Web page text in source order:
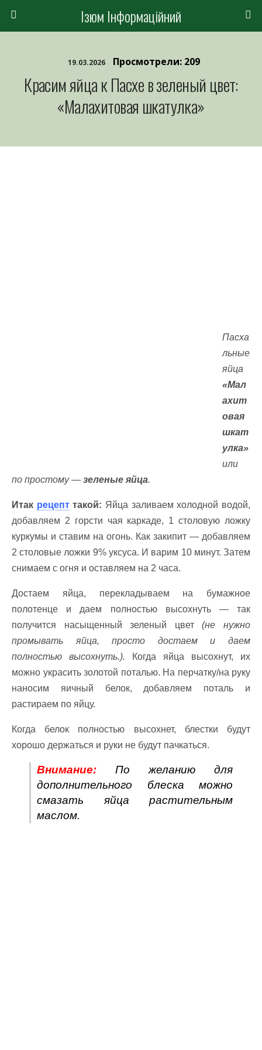
Ізюм Інформаційний
19.03.2026 Просмотрели: 209
Красим яйца к Пасхе в зеленый цвет:
«Малахитовая шкатулка»
Пасха
льные
яйца
«Мал
ахит
овая
шкат
улка»
или
по простому — зеленые яйца.
Итак рецепттакой: Яйца заливаем холодной водой,
добавляем 2 горсти чая каркаде, 1 столовую ложку
куркумы и ставим на огонь. Как закипит — добавляем
2 столовые ложки 9% уксуса. И варим 10 минут. Затем
снимаем с огня и оставляем на 2 часа.
Достаем яйца, перекладываем на бумажное
полотенце и даем полностью высохнуть — так
получится насыщенный зеленый цвет(не нужно
промывать яйца, просто достаем и даем
полностью высохнуть.). Когда яйца высохнут, их
можно украсить золотой поталью. На перчатку/на руку
наносим яичный белок, добавляем поталь и
растираем по яйцу.
Когда белок полностью высохнет, блестки будут
хорошо держаться и руки не будут пачкаться.
Внимание: По желанию для
дополнительного блеска можно
смазать яйца растительным
маслом.